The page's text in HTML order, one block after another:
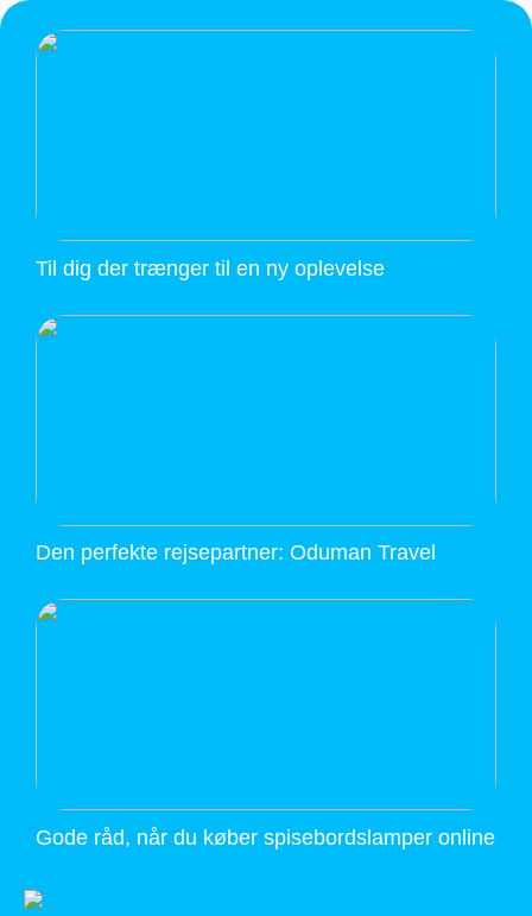
Til dig der trænger til en ny oplevelse
Den perfekte rejsepartner: Oduman Travel
Gode råd, når du køber spisebordslamper online